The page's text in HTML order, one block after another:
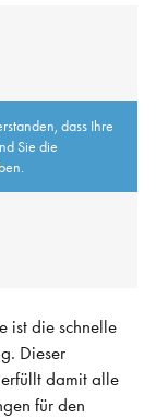
dass Ihre
Sie die
ist die schnelle
Dieser
damit alle
für den